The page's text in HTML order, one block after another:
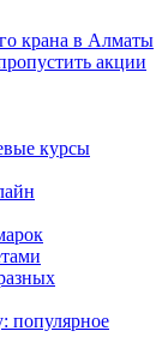
крана в Алматы
акции
курсы
популярное